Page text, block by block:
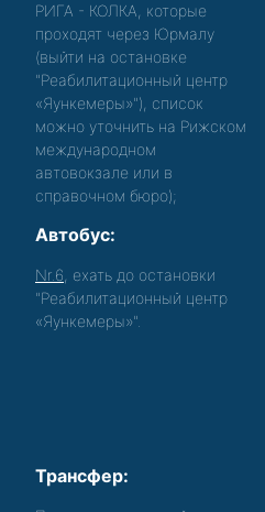
РИГА - КОЛКА, которые
проходят через Юрмалу
(выйти на остановке
"Реабилитационный центр
«Яункемеры»"), список
можно уточнить на Рижском
международном
автовокзале или в
справочном бюро);
Автобус:
Nr.6 , ехать до остановки
"Реабилитационный центр
«Яункемеры»".
Трансфер: